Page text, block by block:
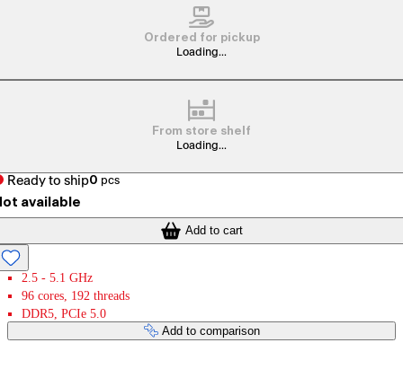
Ordered for pickup
Loading...
From store shelf
Loading...
Ready to ship0 pcs
available
Add to cart
2.5 - 5.1 GHz
96 cores, 192 threads
DDR5, PCIe 5.0
Add to comparison